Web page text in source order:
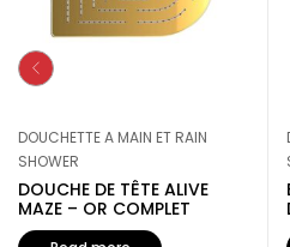
DOUCHETTE A MAIN ET RAIN
SHOWER
DOUCHE DE TÊTE ALIVE
MAZE – OR COMPLET